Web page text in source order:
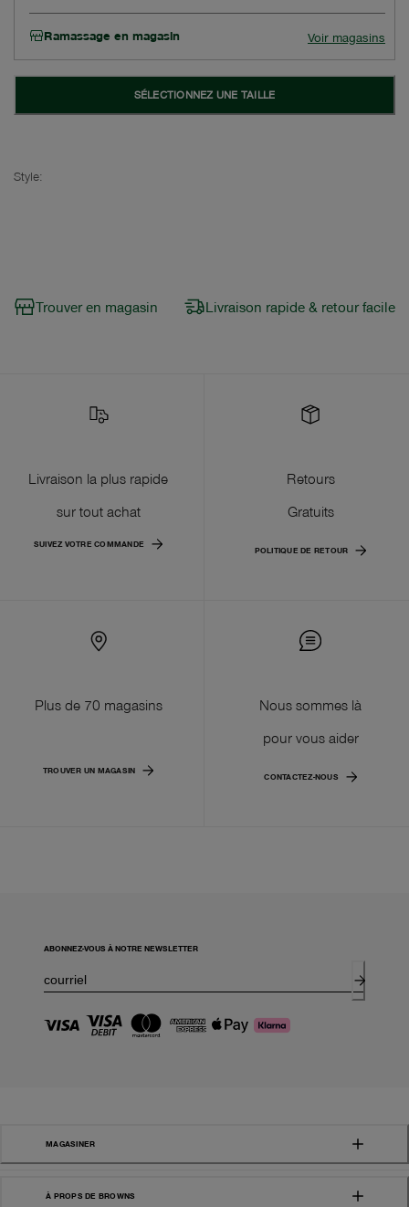
Ramassage en magasin Voir magasins
SÉLECTIONNEZ UNE TAILLE
Style:
Trouver en magasin Livraison rapide & retour facile
Livraison la plus rapide
sur tout achat
SUIVEZ VOTRE COMMANDE
Retours
Gratuits
POLITIQUE DE RETOUR
Plus de 70 magasins
TROUVER UN MAGASIN
Nous sommes là
pour vous aider
CONTACTEZ-NOUS
ABONNEZ-VOUS À NOTRE NEWSLETTER
MAGASINER
À PROPS DE BROWNS